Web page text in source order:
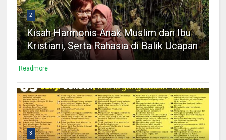
2
Kisah Harmonis Anak Muslim dan Ibu
Kristiani, Serta Rahasia di Balik Ucapan
Readmore
3